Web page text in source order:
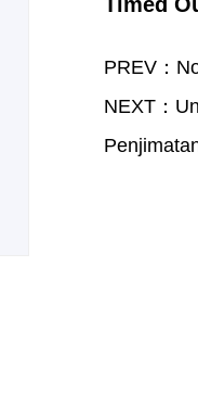
PREV：
NEXT：